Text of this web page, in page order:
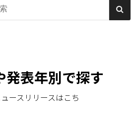
発表年別で探す
ースリリースはこち